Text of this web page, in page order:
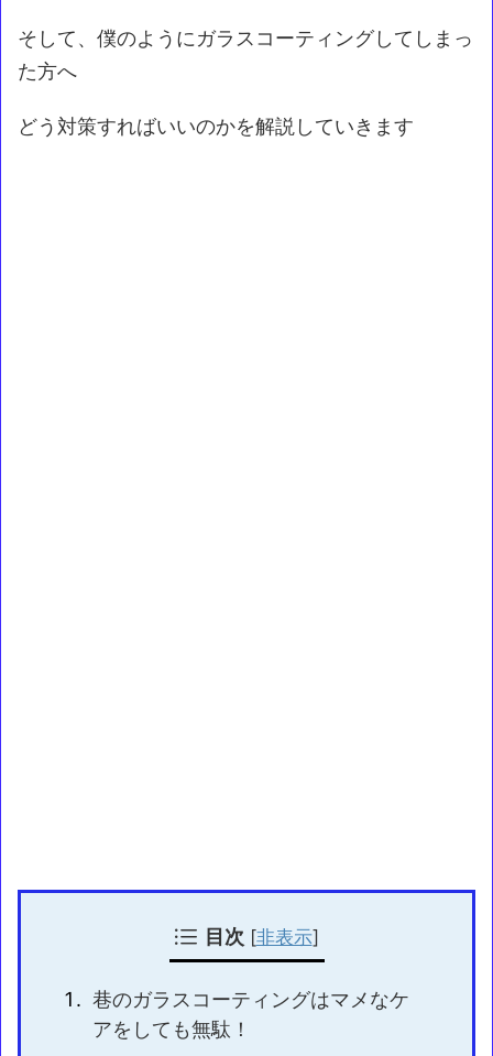
そして、僕のようにガラスコーティングしてしまっ
た方へ
どう対策すればいいのかを解説していきます
目次 [非表示]
巷のガラスコーティングはマメなケ
アをしても無駄！